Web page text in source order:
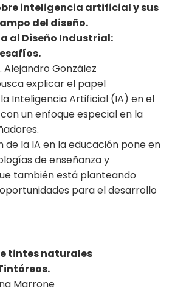
inteligencia artificial y sus
del diseño.
al Diseño Industrial:
Alejandro González
explicar el papel
Inteligencia Artificial (IA) en el
un enfoque especial en la
de la IA en la educación pone en
de enseñanza y
también está planteando
para el desarrollo
tintes naturales
Marrone